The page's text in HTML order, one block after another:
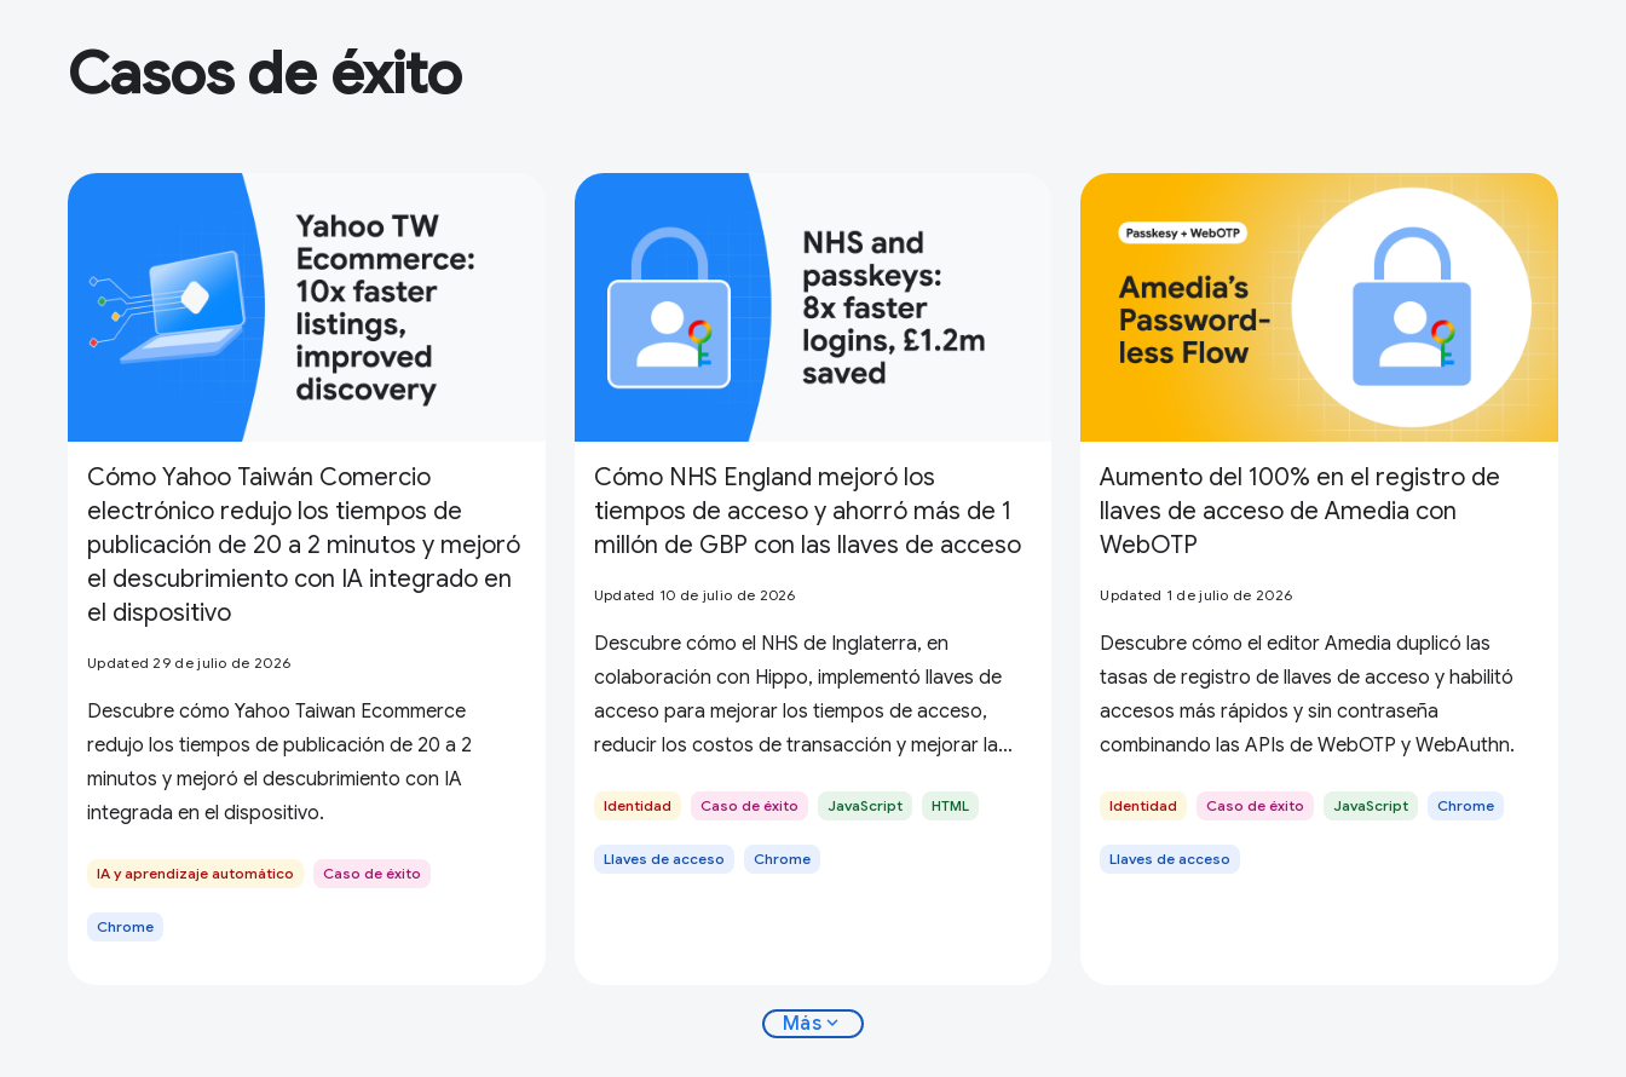
Casos de éxito
Cómo Yahoo Taiwán Comercio
electrónico redujo los tiempos de
publicación de 20 a 2 minutos y mejoró
el descubrimiento con IA integrado en
el dispositivo
Updated 29 de julio de 2026
Descubre cómo Yahoo Taiwan Ecommerce
redujo los tiempos de publicación de 20 a 2
minutos y mejoró el descubrimiento con IA
integrada en el dispositivo.
IA y aprendizaje automático Caso de éxito
Chrome
Cómo NHS England mejoró los
tiempos de acceso y ahorró más de 1
millón de GBP con las llaves de acceso
Updated 10 de julio de 2026
Descubre cómo el NHS de Inglaterra, en
colaboración con Hippo, implementó llaves de
acceso para mejorar los tiempos de acceso,
reducir los costos de transacción y mejorar la
Identidad Caso de éxito JavaScript HTML
Llaves de acceso Chrome
Aumento del 100% en el registro de
llaves de acceso de Amedia con
WebOTP
Updated 1 de julio de 2026
Descubre cómo el editor Amedia duplicó las
tasas de registro de llaves de acceso y habilitó
accesos más rápidos y sin contraseña
combinando las APIs de WebOTP y WebAuthn.
Identidad Caso de éxito JavaScript Chrome
Llaves de acceso
Más expand_more